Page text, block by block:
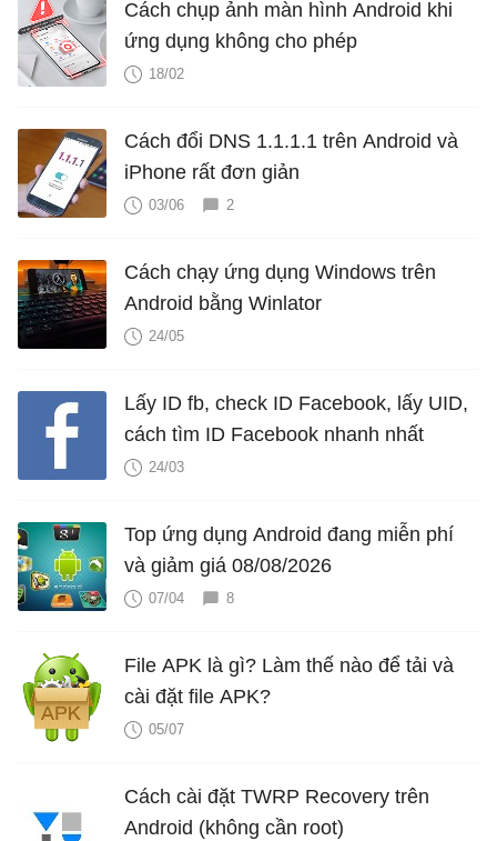
Cách chụp ảnh màn hình Android khi
ứng dụng không cho phép
18/02
Cách đổi DNS 1.1.1.1 trên Android và
iPhone rất đơn giản
03/06 2
Cách chạy ứng dụng Windows trên
Android bằng Winlator
24/05
Lấy ID fb, check ID Facebook, lấy UID,
cách tìm ID Facebook nhanh nhất
24/03
Top ứng dụng Android đang miễn phí
và giảm giá 08/08/2026
07/04 8
File APK là gì? Làm thế nào để tải và
cài đặt file APK?
05/07
Cách cài đặt TWRP Recovery trên
Android (không cần root)